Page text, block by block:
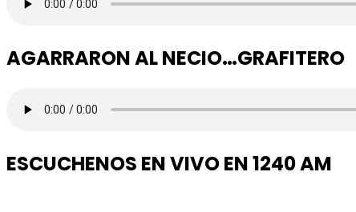
AGARRARON AL NECIO…GRAFITERO
ESCUCHENOS EN VIVO EN 1240 AM